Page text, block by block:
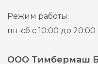
Режим работы:
пн-сб с 10:00 до 20:00
ООО Тимбермаш